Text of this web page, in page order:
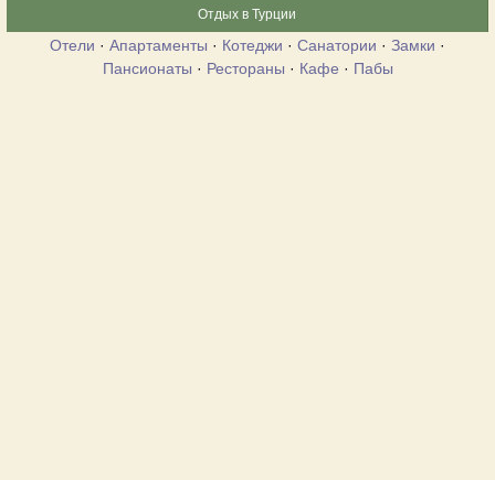
Отдых в Турции
Отели · Апартаменты · Котеджи · Санатории · Замки ·
Пансионаты · Рестораны · Кафе · Пабы